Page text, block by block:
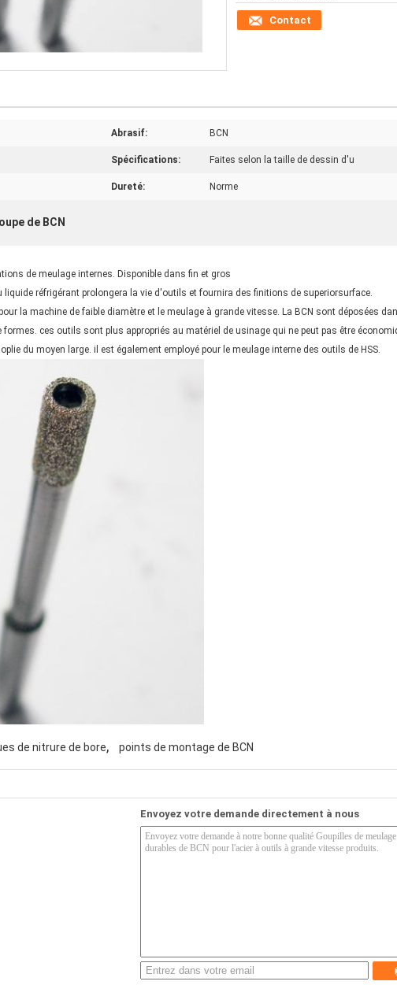
Contact
Abrasif: BCN
Spécifications: Faites selon la taille de dessin d'u
Dureté: Norme
de BCN
de meulage internes. Disponible dans fin et gros
réfrigérant prolongera la vie d'outils et fournira des finitions de superiorsurface.
la machine de faible diamètre et le meulage à grande vitesse. La BCN sont déposées
ces outils sont plus appropriés au matériel de usinage qui ne peut pas être
du moyen large. il est également employé pour le meulage interne des outils de HSS.
de nitrure de bore, points de montage de BCN
Envoyez votre demande directement à nous